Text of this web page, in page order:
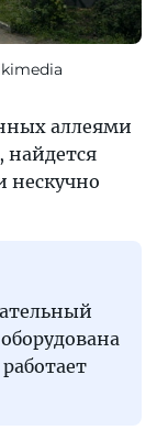
аллеями
нескучно